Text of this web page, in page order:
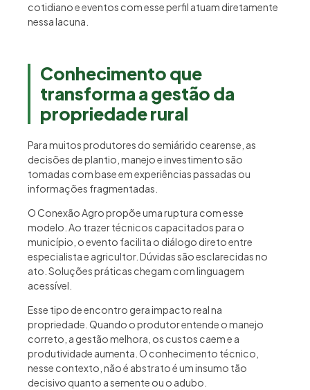
cotidiano e eventos com esse perfil atuam diretamente
nessa lacuna.
Conhecimento que
transforma a gestão da
propriedade rural
Para muitos produtores do semiárido cearense, as
decisões de plantio, manejo e investimento são
tomadas com base em experiências passadas ou
informações fragmentadas.
O Conexão Agro propõe uma ruptura com esse
modelo. Ao trazer técnicos capacitados para o
município, o evento facilita o diálogo direto entre
especialista e agricultor. Dúvidas são esclarecidas no
ato. Soluções práticas chegam com linguagem
acessível.
Esse tipo de encontro gera impacto real na
propriedade. Quando o produtor entende o manejo
correto, a gestão melhora, os custos caem e a
produtividade aumenta. O conhecimento técnico,
nesse contexto, não é abstrato é um insumo tão
decisivo quanto a semente ou o adubo.